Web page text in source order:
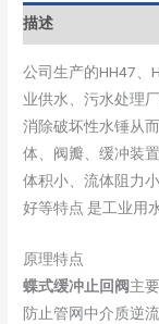
描述
公司生产的HH47、
业供水、污水处理
消除破坏性水锤从
体、阀瓣、缓冲装
体积小、流体阻力
好等特点 是工业用
原理特点
蝶式缓冲止回阀主
防止管网中介质逆